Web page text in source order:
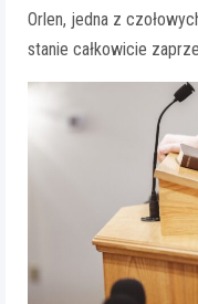
Orlen, jedna z
stanie całkowicie